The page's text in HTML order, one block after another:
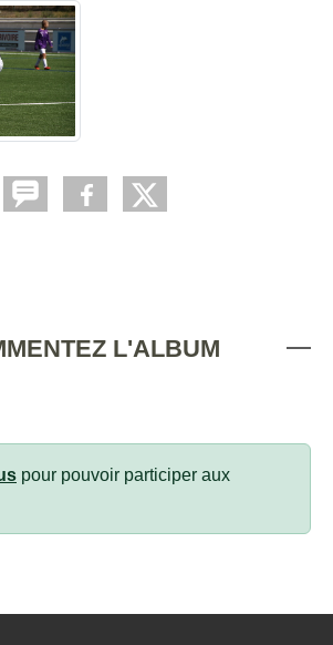
L'ALBUM
pour pouvoir participer aux